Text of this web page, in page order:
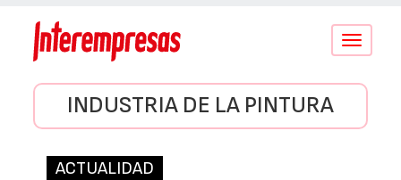
Conmutar
INDUSTRIA DE LA PINTURA
ACTUALIDAD